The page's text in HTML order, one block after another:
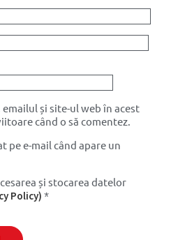
emailul și site-ul web în acest
când o să comentez.
pe e-mail când apare un
și stocarea datelor
Policy) *